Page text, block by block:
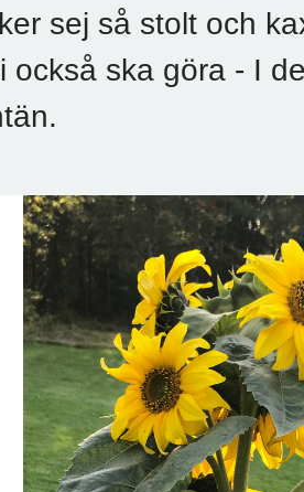
sej så stolt och
också ska göra - I